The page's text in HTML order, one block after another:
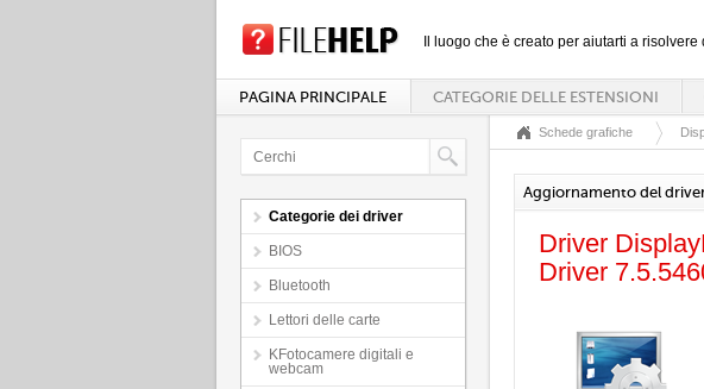
Il luogo che è creato per aiutarti a
PAGINA PRINCIPALE CATEGORIE DELLE ESTENSIONI
Categorie dei driver
BIOS
Bluetooth
Lettori delle carte
KFotocamere digitali e
webcam
Schede grafiche
Aggiornamento del
Driver
Driver